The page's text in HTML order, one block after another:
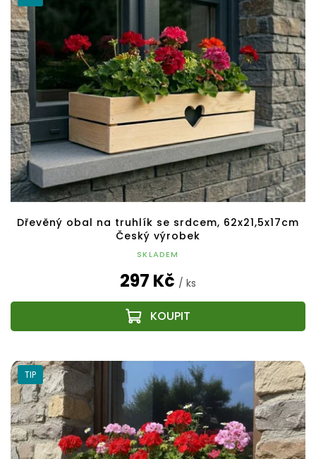
Dřevěný obal na truhlík se srdcem, 62x21,5x17cm
Český výrobek
SKLADEM
297 Kč / ks
TIP